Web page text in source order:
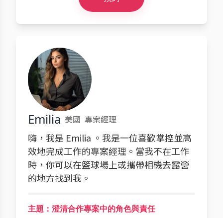
Emilia 美國 專案經理
嗨，我是 Emilia 。我是一位喜歡掌控並高
效地完成工作的專案經理。當我不在工作
時，你可以在籃球場上或攜帶相機去露營
的地方找到我。
主題：澄清合作專案中的角色與責任